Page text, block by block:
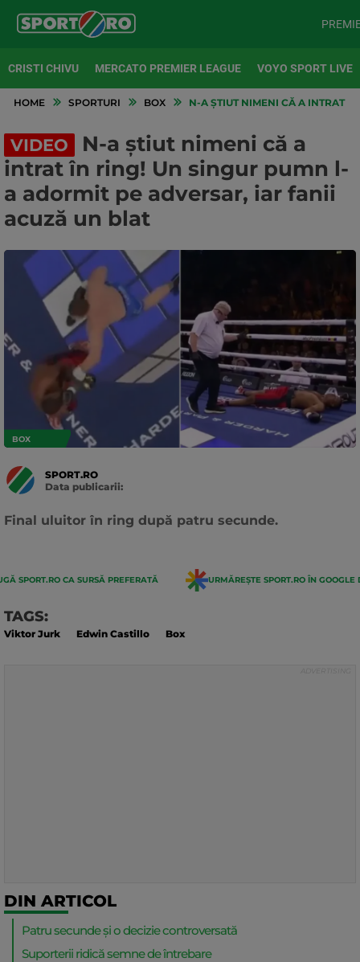
CRISTI CHIVU MERCATO PREMIER LEAGUE VOYO SPORT LIVE
HOME SPORTURI BOX N-A ȘTIUT NIMENI CĂ A INTRAT
VIDEO
N-a știut nimeni că a
intrat în ring! Un singur pumn l-
a adormit pe adversar, iar fanii
acuză un blat
BOX
SPORT.RO
Data publicarii:
Final uluitor în ring după patru secunde.
SPORT.RO CA SURSĂ PREFERATĂ URMĂREȘTE SPORT.RO ÎN GOOGLE
TAGS:
Viktor Jurk Edwin Castillo Box
DIN ARTICOL
Patru secunde și o decizie controversată
Suporterii ridică semne de întrebare